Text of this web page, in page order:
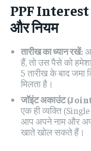
PPF Interest
और नियम
तारीख का ध्यान रखें:
हैं, तो उस पैसे को
5 तारीख के बाद जमा
मिलता है।
जॉइंट अकाउंट
एक ही व्यक्ति
आप अपने नाम और
खाते खोल सकते हैं।